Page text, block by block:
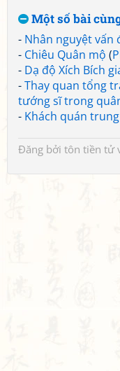
Một số bài
- Nhân nguyệt vấn
- Chiêu Quân mộ (
- Dạ độ Xích Bích
-Thay quan tổng
tướng sĩ trong
- Khách quán
Đăng bởi tôn tiền tử